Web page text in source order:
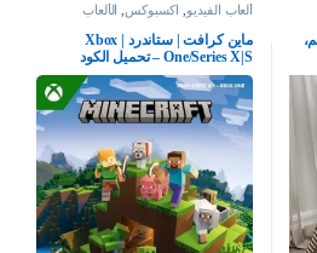
110 × 130 سم،
ألعاب الفيديو اكسبوكس الألعاب
ماين كرافت | ستاندرد | Xbox
One/Series X|S – تحميل الكود